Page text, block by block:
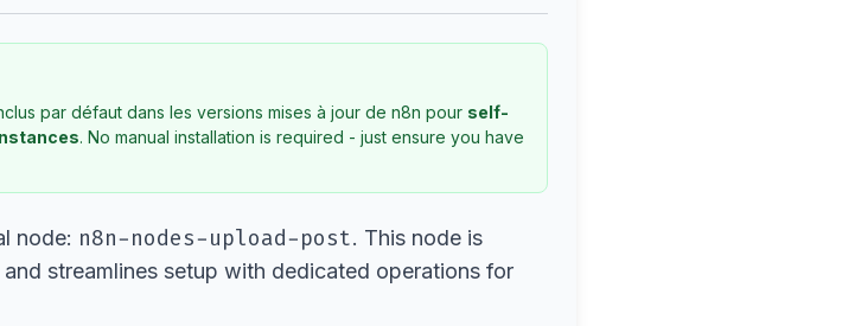
par défaut dans les versions mises à jour de n8n pour self-
. No manual installation is required - just ensure you have
node: n8n-nodes-upload-post. This node is
streamlines setup with dedicated operations for